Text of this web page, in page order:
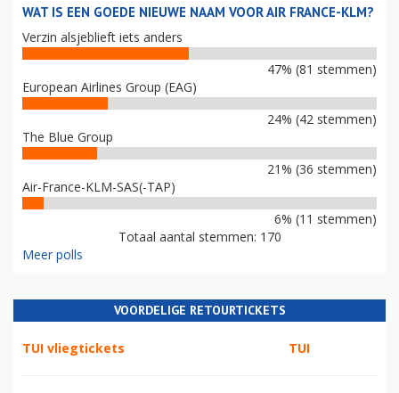
WAT IS EEN GOEDE NIEUWE NAAM VOOR AIR FRANCE-KLM?
Verzin alsjeblieft iets anders
47% (81 stemmen)
European Airlines Group (EAG)
24% (42 stemmen)
The Blue Group
21% (36 stemmen)
Air-France-KLM-SAS(-TAP)
6% (11 stemmen)
Totaal aantal stemmen: 170
Meer polls
VOORDELIGE RETOURTICKETS
TUI vliegtickets TUI